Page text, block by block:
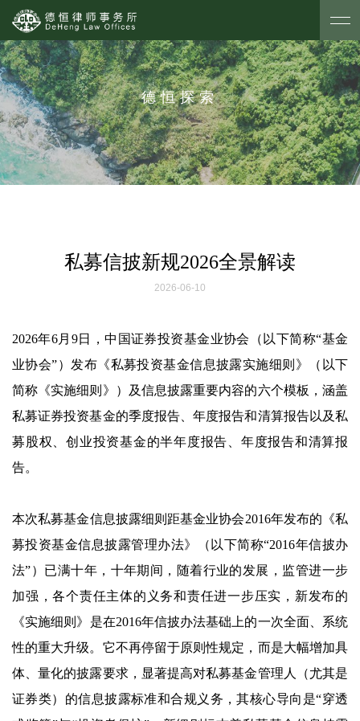
德恒探索
私募信披新规2026全景解读
2026-06-10
2026年6月9日，中国证券投资基金业协会（以下简称“基金
业协会”）发布《私募投资基金信息披露实施细则》（以下
简称《实施细则》）及信息披露重要内容的六个模板，涵盖
私募证券投资基金的季度报告、年度报告和清算报告以及私
募股权、创业投资基金的半年度报告、年度报告和清算报
告。
本次私募基金信息披露细则距基金业协会2016年发布的《私
募投资基金信息披露管理办法》（以下简称“2016年信披办
法”）已满十年，十年期间，随着行业的发展，监管进一步
加强，各个责任主体的义务和责任进一步压实，新发布的
《实施细则》是在2016年信披办法基础上的一次全面、系统
性的重大升级。它不再停留于原则性规定，而是大幅增加具
体、量化的披露要求，显著提高对私募基金管理人（尤其是
证券类）的信息披露标准和合规义务，其核心导向是“穿透